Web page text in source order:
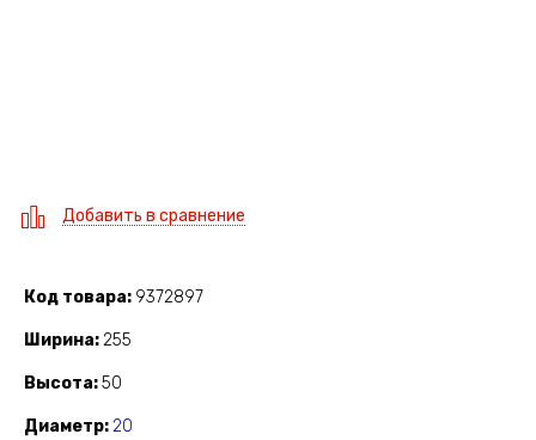
Добавить в сравнение
Код товара 9372897
Ширина 255
Высота 50
Диаметр 20